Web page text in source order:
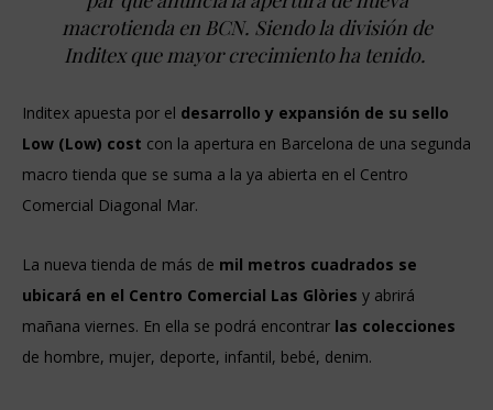
macrotienda en BCN. Siendo la división de
Inditex que mayor crecimiento ha tenido.
Inditex apuesta por el desarrollo y expansión de su sello
Low (Low) cost con la apertura en Barcelona de una segunda
macro tienda que se suma a la ya abierta en el Centro
Comercial Diagonal Mar.
La nueva tienda de más de mil metros cuadrados se
ubicará en el Centro Comercial Las Glòries y abrirá
mañana viernes. En ella se podrá encontrar las colecciones
de hombre, mujer, deporte, infantil, bebé, denim.